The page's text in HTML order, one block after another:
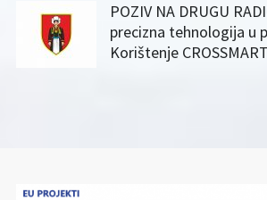
POZIV NA DRUGU
precizna tehnologija u
Korištenje